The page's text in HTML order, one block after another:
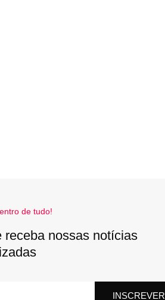
de tudo!
receba nossas notícias
INSCREVER